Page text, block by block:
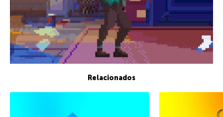
Relacionados